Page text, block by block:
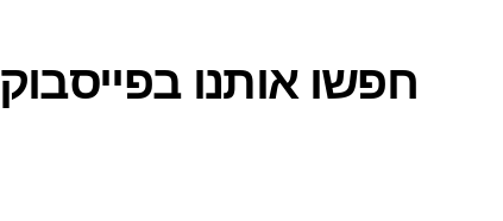
חפשו אותנו בפייסבוק